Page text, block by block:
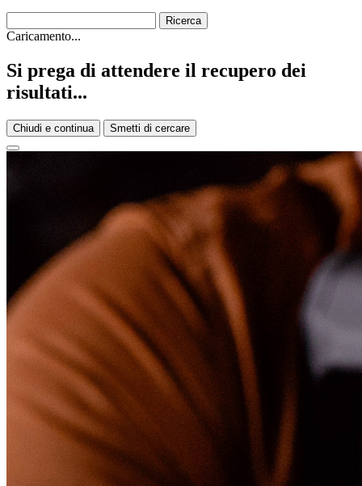
Caricamento...
Si prega di attendere il recupero dei
risultati...
Chiudi e continua Smetti di cercare